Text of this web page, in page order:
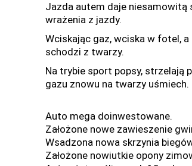
Jazda autem daje niesamowitą
wrażenia z jazdy.
Wciskając gaz, wciska w fotel, a
schodzi z twarzy.
Na trybie sport popsy, strzelają
gazu znowu na twarzy uśmiech.
Auto mega doinwestowane.
Założone nowe zawieszenie
Wsadzona nowa skrzynia
Założone nowiutkie opony